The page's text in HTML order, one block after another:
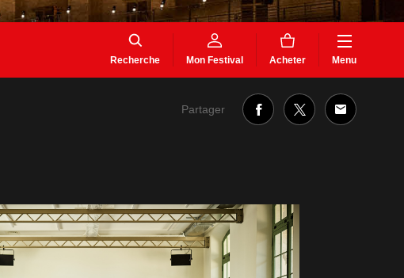
Recherche Mon Festival Acheter Menu
Partager